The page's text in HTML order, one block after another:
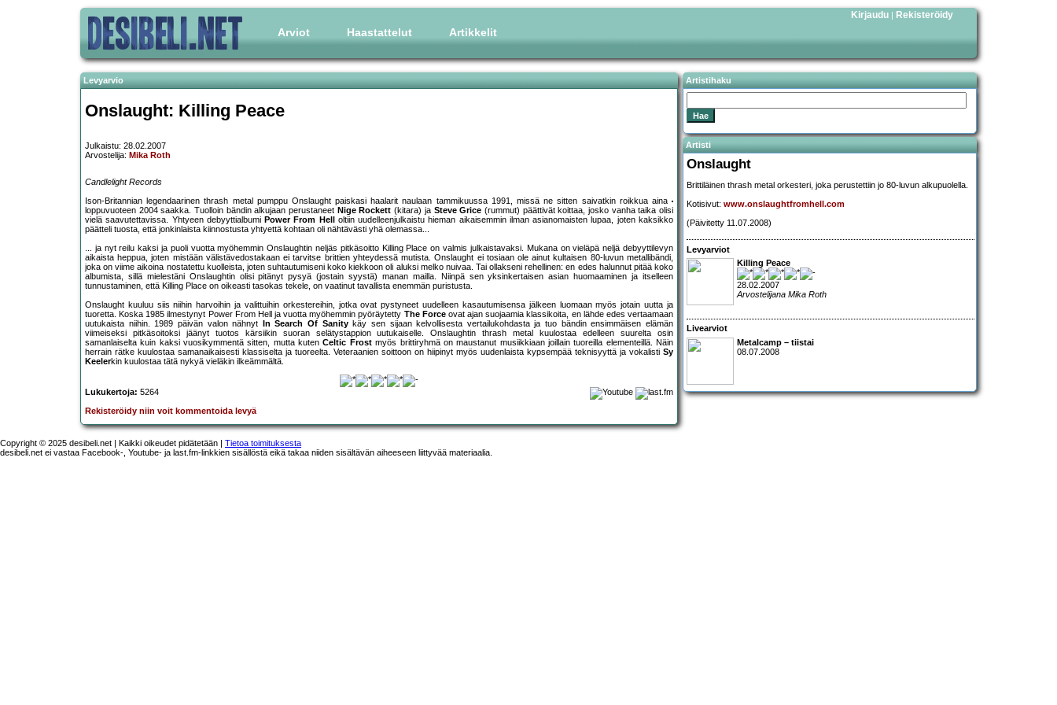
Arviot Haastattelut Artikkelit
Kirjaudu | Rekisteröidy
Levyarvio
Onslaught: Killing Peace
Julkaistu: 28.02.2007
Arvostelija: Mika Roth
Candlelight Records
Ison-Britannian legendaarinen thrash metal pumppu Onslaught paiskasi haalarit naulaan tammikuussa 1991, missä ne sitten saivatkin roikkua aina
loppuvuoteen 2004 saakka. Tuolloin bändin alkujaan perustaneet Nige Rockett (kitara) ja Steve Grice (rummut) päättivät koittaa, josko vanha taika olisi
vielä saavutettavissa. Yhtyeen debyyttialbumi Power From Hell
oltiin uudelleenjulkaistu hieman aikaisemmin ilman asianomaisten lupaa, joten kaksikko
päätteli tuosta, että jonkinlaista kiinnostusta yhtyettä kohtaan oli nähtävästi yhä olemassa...
... ja nyt reilu kaksi ja puoli vuotta myöhemmin Onslaughtin neljäs pitkäsoitto Killing Place on valmis julkaistavaksi. Mukana on vieläpä neljä debyyttilevyn
aikaista heppua, joten mistään välistävedostakaan ei tarvitse brittien yhteydessä mutista. Onslaught ei tosiaan ole ainut kultaisen 80-luvun metallibändi,
joka on viime aikoina nostatettu kuolleista, joten suhtautumiseni koko kiekkoon oli aluksi melko nuivaa. Tai ollakseni rehellinen: en edes halunnut pitää koko
albumista, sillä mielestäni Onslaughtin olisi pitänyt pysyä (jostain syystä) manan mailla. Niinpä sen yksinkertaisen asian huomaaminen ja itselleen
tunnustaminen, että Killing Place on oikeasti tasokas tekele, on vaatinut tavallista enemmän puristusta.
Onslaught kuuluu siis niihin harvoihin ja valittuihin orkestereihin, jotka ovat pystyneet uudelleen kasautumisensa jälkeen luomaan myös jotain uutta ja
tuoretta. Koska 1985 ilmestynyt Power From Hell ja vuotta myöhemmin pyöräytetty The Forceovat ajan suojaamia klassikoita, en lähde edes vertaamaan
uutukaista niihin. 1989 päivän valon nähnyt
In Search Of Sanitykäy sen sijaan kelvollisesta vertailukohdasta ja tuo bändin ensimmäisen elämän
viimeiseksi pitkäsoitoksi jäänyt tuotos kärsiikin suoran selätystappion uutukaiselle. Onslaughtin thrash metal kuulostaa edelleen suurelta osin
samanlaiselta kuin kaksi vuosikymmentä sitten, mutta kutenCeltic Frostmyös brittiryhmä on maustanut musiikkiaan joillain tuoreilla elementeillä. Näin
herrain rätke kuulostaa samanaikaisesti klassiselta ja tuoreelta. Veteraanien soittoon on hiipinyt myös uudenlaista kypsempää teknisyyttä ja vokalisti Sy
Keelerkin kuulostaa tätä nykyä vieläkin ilkeämmältä.
Lukukertoja: 5264
Rekisteröidy niin voit kommentoida levyä
Artistihaku
Artisti
Onslaught
Brittiläinen thrash metal orkesteri, joka perustettiin jo 80-luvun alkupuolella.
Kotisivut: www.onslaughtfromhell.com
(Päivitetty 11.07.2008)
Levyarviot
Killing Peace
28.02.2007
Arvostelijana Mika Roth
Livearviot
Metalcamp – tiistai
08.07.2008
Copyright © 2025 desibeli.net | Kaikki oikeudet pidätetään | Tietoa toimituksesta
desibeli.net ei vastaa Facebook-, Youtube- ja last.fm-linkkien sisällöstä eikä takaa niiden sisältävän aiheeseen liittyvää materiaalia.